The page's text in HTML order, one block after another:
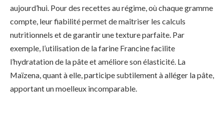
aujourd’hui. Pour des recettes au régime, où chaque gramme
compte, leur fiabilité permet de maîtriser les calculs
nutritionnels et de garantir une texture parfaite. Par
exemple, l’utilisation de la farine Francine facilite
l’hydratation de la pâte et améliore son élasticité. La
Maïzena, quant à elle, participe subtilement à alléger la pâte,
apportant un moelleux incomparable.